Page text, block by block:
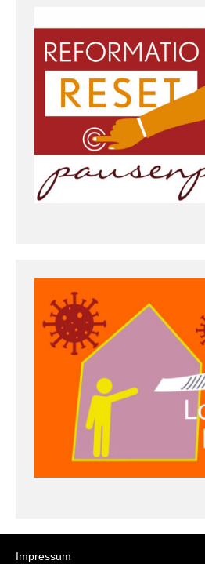
Impressum